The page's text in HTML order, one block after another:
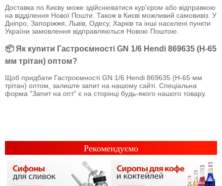
Доставка по Києву може здійснюватися кур'єром або відправкою
на відділення Нової Пошти. Також в Києві можливий самовивіз. У
Дніпро, Запоріжжя, Львів, Одесу, Харків та інші населені пункти
України замовлення відправляються Новою Поштою.
📦 Як купити Гастроємності GN 1/6 Hendi 869635 (Н-65
мм трітан) оптом?
Щоб придбати Гастроємності GN 1/6 Hendi 869635 (Н-65 мм
трітан) оптом, залиште запит на нашому сайті. Спеціальна
форма "Запит на опт" є на сторінці будь-якого нашого товару.
Рекомендуємо